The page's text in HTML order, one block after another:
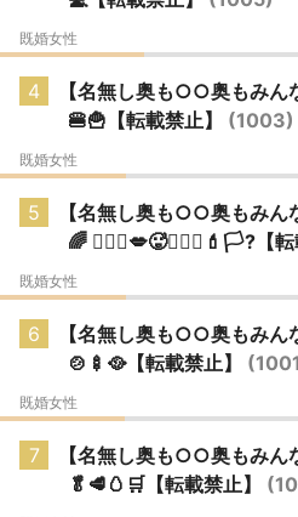
既婚女性
4
【名無し奥も○○奥もみん
🍔🍟【転載禁止】 (1003)
既婚女性
5
【名無し奥も○○奥もみん
🌈 👩‍❤️‍👩💋🥵👨‍❤️‍👨💄🏳️‍?️【
既婚女性
6
【名無し奥も○○奥もみん
🍲🍢🥘【転載禁止】
既婚女性
7
【名無し奥も○○奥もみん
🥬🥩🥚🛒【転載禁止】